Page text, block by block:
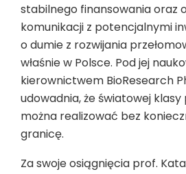
stabilnego finansowania oraz
komunikacji z potencjalnymi
o dumie z rozwijania
właśnie w Polsce. Pod jej
kierownictwem BioResearch
udowadnia, że światowej
można realizować bez
granicę.
Za swoje osiągnięcia prof.